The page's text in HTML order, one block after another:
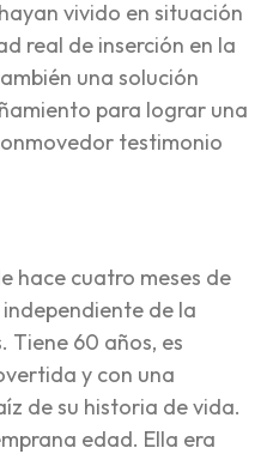
vivido en situación
real de inserción en la
una solución
para lograr una
testimonio
hace cuatro meses de
de la
Tiene 60 años, es
y con una
de su historia de vida.
edad. Ella era